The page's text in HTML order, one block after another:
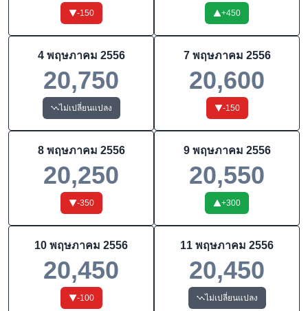
-150 +450
4 พฤษภาคม 2556
20,750
ไม่เปลี่ยนแปลง
7 พฤษภาคม 2556
20,600
-150
8 พฤษภาคม 2556
20,250
-350
9 พฤษภาคม 2556
20,550
+300
10 พฤษภาคม 2556
20,450
-100
11 พฤษภาคม 2556
20,450
ไม่เปลี่ยนแปลง